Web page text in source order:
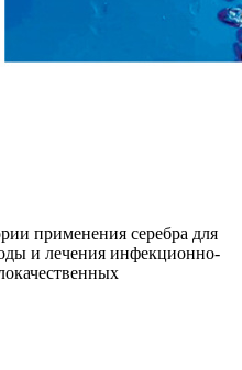
применения серебра для
и лечения инфекционно-